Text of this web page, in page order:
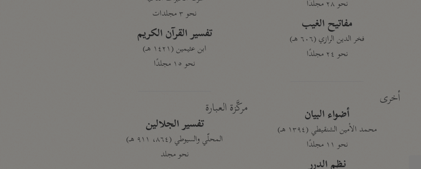
نحو ٢٨ مجلدًا
مفاتيح الغيب
فخر الدين الرازي (٦٠٦ هـ)
نحو ٢٤ مجلدًا
أخرى
أضواء البيان
محمد الأمين الشنقيطي (١٣٩٤ هـ)
نحو ١١ مجلدًا
نظم الدرر
نحو ٣ مجلدات
تفسير القرآن الكريم
ابن عثيمين (١٤٢١ هـ)
نحو ١٥ مجلدًا
مركَّزة العبارة
تفسير الجلالين
المحلّي والسيوطي (٨٦٤، ٩١١ هـ)
نحو مجلد